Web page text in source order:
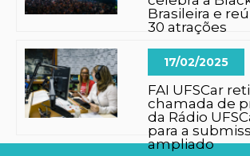
Brasileira e
30 atrações
17/02/2025
FAI UFSCar
chamada de
da Rádio
para a
ampliado